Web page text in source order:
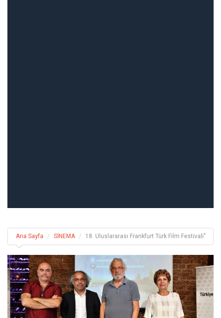
Ana Sayfa SİNEMA 18. Uluslararası Frankfurt Türk Film Festivali"